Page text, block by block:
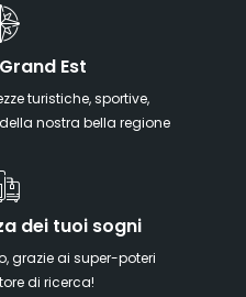
Est
turistiche, sportive,
nostra bella regione
dei tuoi sogni
grazie ai super-poteri
di ricerca!